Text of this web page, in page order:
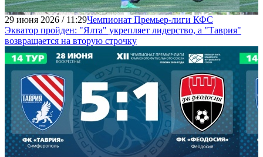
29 июня 2026 / 11:29Чемпионат Премьер-лиги КФС
Экватор пройден: "Ялта" укрепляет лидерство, а "Таврия"
возвращается на вторую строчку